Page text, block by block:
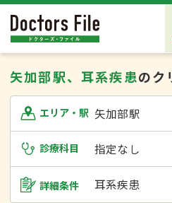
矢加部駅、耳系疾患のク
エリア・駅 矢加部駅
診療科目 指定なし
詳細条件 耳系疾患